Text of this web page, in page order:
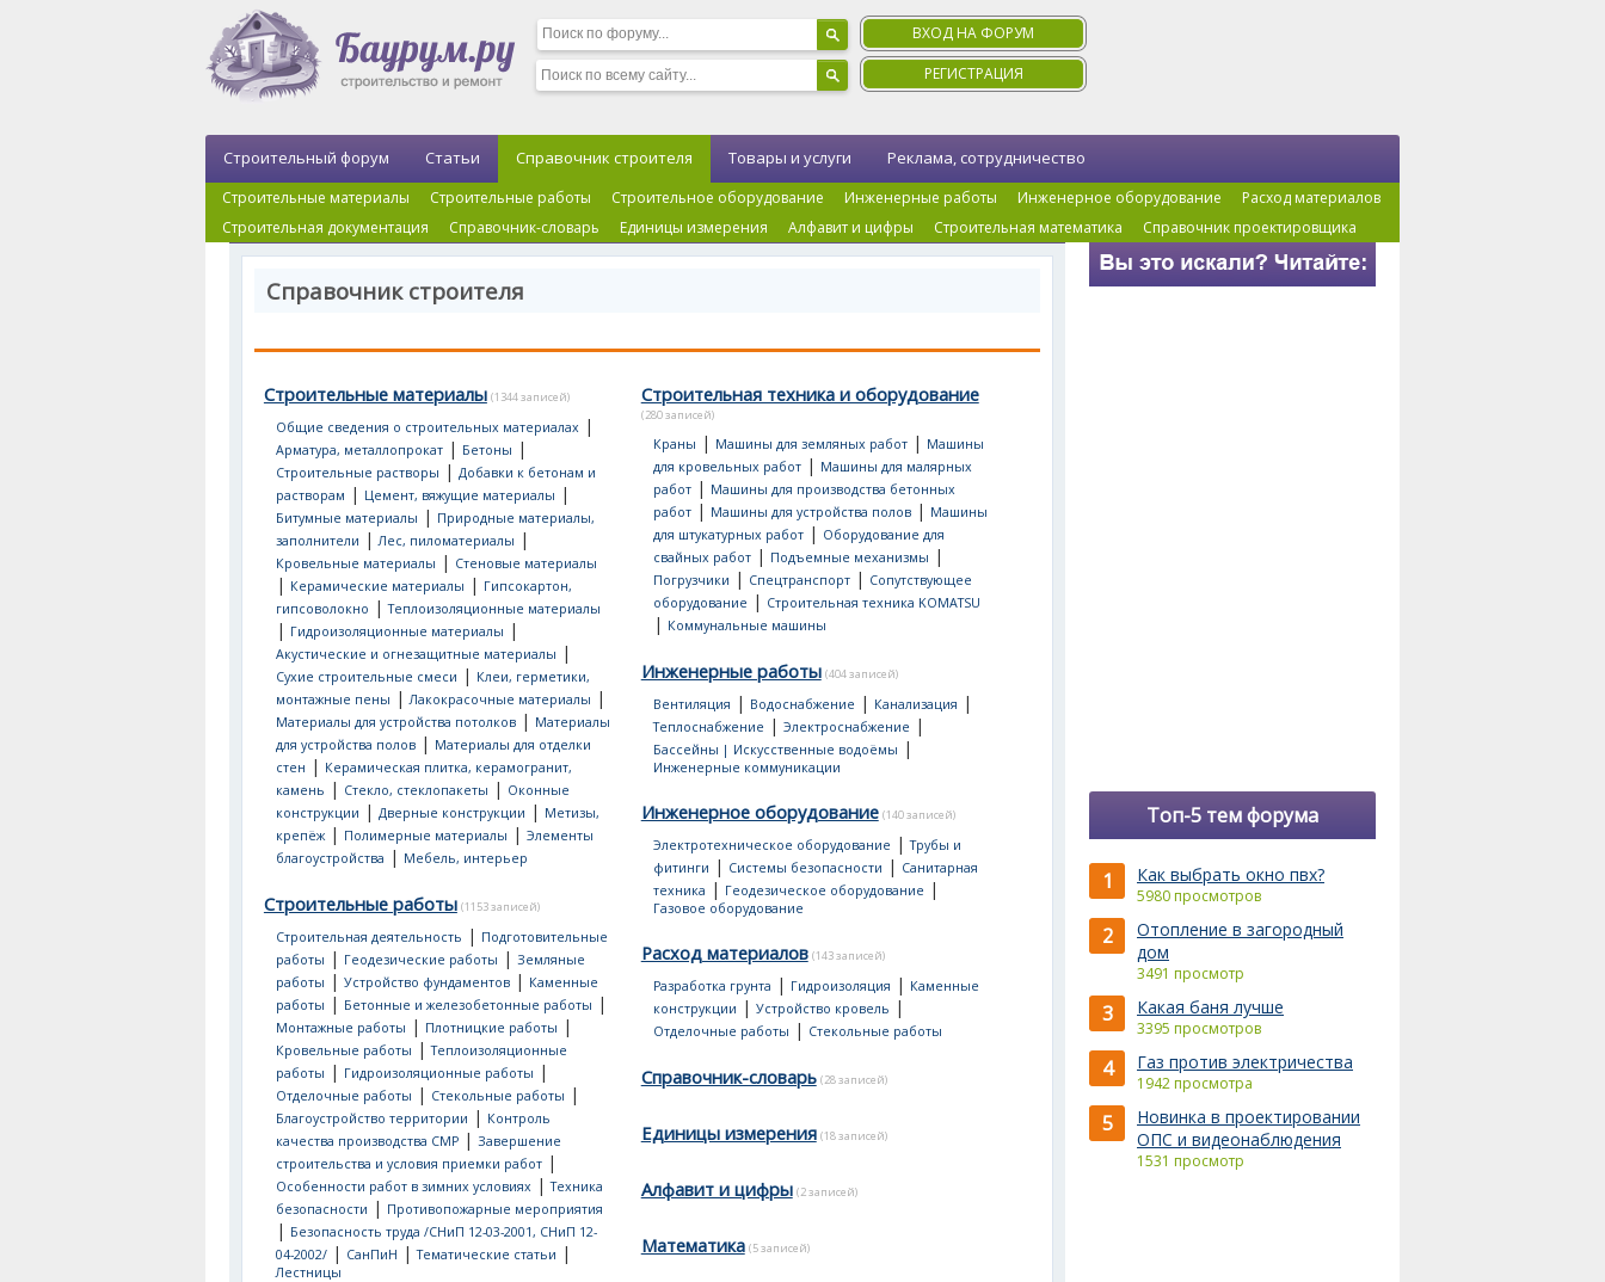
ВХОД НА ФОРУМ
РЕГИСТРАЦИЯ
Строительный форум Статьи Справочник строителя
Строительные материалы Строительные работы Строительное оборудование Инженерные работы Инженерное оборудование
Расход материалов
Строительная документация
Справочник-словарь Единицы измерения Алфавит и цифры Строительная математика Справочник проектировщика
Товары и услуги Реклама, сотрудничество
Справочник строителя
Строительные материалы (1344 записей)
Общие сведения о строительных материалах|
Арматура, металлопрокат| Бетоны |
Строительные растворы | Добавки к бетонам и
растворам | Цемент, вяжущие материалы |
Битумные материалы | Природные материалы,
заполнители |Лес, пиломатериалы |
Кровельные материалы | Стеновые материалы
| Керамические материалы | Гипсокартон,
гипсоволокно |Теплоизоляционные материалы
| Гидроизоляционные материалы |
Акустические и огнезащитные материалы |
Сухие строительные смеси | Клеи, герметики,
монтажные пены |Лакокрасочные материалы |
Материалы для устройства потолков| Материалы
для устройства полов| Материалы для отделки
стен | Керамическая плитка, керамогранит,
камень | Стекло, стеклопакеты | Оконные
конструкции | Дверные конструкции | Метизы,
крепёж| Полимерные материалы | Элементы
благоустройства | Мебель, интерьер
Строительные работы (1153 записей)
Строительная деятельность | Подготовительные
работы | Геодезические работы | Земляные
работы | Устройство фундаментов| Каменные
работы | Бетонные и железобетонные работы |
Монтажные работы | Плотницкие работы |
Кровельные работы |Теплоизоляционные
работы | Гидроизоляционные работы |
Отделочные работы | Стекольные работы |
Благоустройство территории | Контроль
качества производства СМР| Завершение
строительства и условия приемки работ|
Особенности работ в зимних условиях|Техника
безопасности | Противопожарные мероприятия
| Безопасность труда /СНиП 12-03-2001, СНиП 12-
04-2002/| СанПиН |Тематические статьи |
Лестницы
Строительная техника и оборудование
(280 записей)
Краны | Машины для земляных работ| Машины
для кровельных работ| Машины для малярных
работ| Машины для производства бетонных
работ| Машины для устройства полов| Машины
для штукатурных работ| Оборудование для
свайных работ| Подъемные механизмы |
Погрузчики | Спецтранспорт| Сопутствующее
оборудование | Строительная техника KOMATSU
| Коммунальные машины
Инженерные работы (404 записей)
Вентиляция | Водоснабжение | Канализация |
Теплоснабжение | Электроснабжение |
Бассейны | Искусственные водоёмы |
Инженерные коммуникации
Инженерное оборудование (140 записей)
Электротехническое оборудование |Трубы и
фитинги | Системы безопасности | Санитарная
техника | Геодезическое оборудование |
Газовое оборудование
Расход материалов (143 записей)
Разработка грунта | Гидроизоляция | Каменные
конструкции | Устройство кровель |
Отделочные работы | Стекольные работы
Справочник-словарь (28 записей)
Единицы измерения (18 записей)
Алфавит и цифры (2 записей)
Математика (5 записей)
Топ-5 тем форума
1 Как выбрать окно пвх?
5980 просмотров
2
Отопление в загородный
дом
3491 просмотр
3 Какая баня лучше
3395 просмотров
4 Газ против электричества
1942 просмотра
5
Новинка в проектировании
ОПС и видеонаблюдения
1531 просмотр